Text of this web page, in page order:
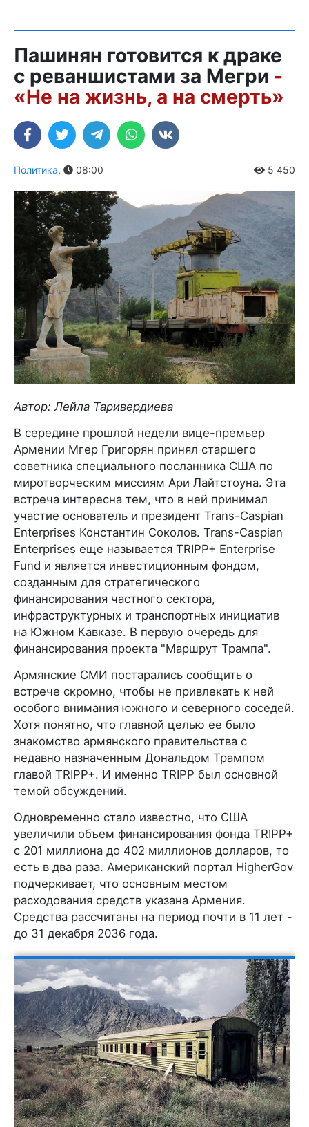
Пашинян готовится к драке
с реваншистами за Мегри -
«Не на жизнь, а на смерть»
Политика, 08:00 5 450
Автор: Лейла Таривердиева
В середине прошлой недели вице-премьер
Армении Мгер Григорян принял старшего
советника специального посланника США по
миротворческим миссиям Ари Лайтстоуна. Эта
встреча интересна тем, что в ней принимал
участие основатель и президент Trans-Caspian
Enterprises Константин Соколов. Trans-Caspian
Enterprises еще называется TRIPP+ Enterprise
Fund и является инвестиционным фондом,
созданным для стратегического
финансирования частного сектора,
инфраструктурных и транспортных инициатив
на Южном Кавказе. В первую очередь для
финансирования проекта "Маршрут Трампа".
Армянские СМИ постарались сообщить о
встрече скромно, чтобы не привлекать к ней
особого внимания южного и северного соседей.
Хотя понятно, что главной целью ее было
знакомство армянского правительства с
недавно назначенным Дональдом Трампом
главой TRIPP+. И именно TRIPP был основной
темой обсуждений.
Одновременно стало известно, что США
увеличили объем финансирования фонда TRIPP+
с 201 миллиона до 402 миллионов долларов, то
есть в два раза. Американский портал HigherGov
подчеркивает, что основным местом
расходования средств указана Армения.
Средства рассчитаны на период почти в 11 лет -
до 31 декабря 2036 года.